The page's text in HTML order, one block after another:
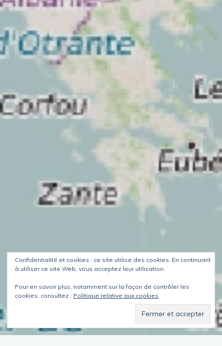
Confidentialité et cookies : ce site utilise des cookies. En continuant
à utiliser ce site Web, vous acceptez leur utilisation.
Pour en savoir plus, notamment sur la façon de contrôler les
cookies, consultez : Politique relative aux cookies